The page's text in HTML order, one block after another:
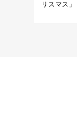
リスマス」